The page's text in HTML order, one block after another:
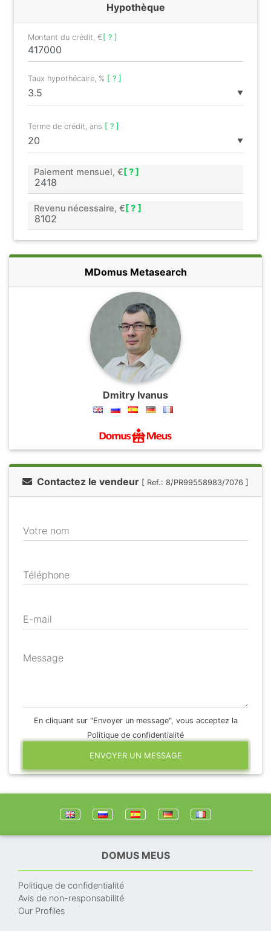
Hypothèque
Montant du crédit, €[ ? ]
▼
Taux hypothécaire, % [ ? ]
▼
Terme de crédit, ans [ ? ]
Paiement mensuel, € [ ? ]
Revenu nécessaire, € [ ? ]
MDomus Metasearch
Dmitry Ivanus
Contactez le vendeur [ Ref.: 8/PR99558983/7076 ]
Votre nom
Téléphone
E-mail
Message
En cliquant sur "Envoyer un message", vous acceptez la
Politique de confidentialité
ENVOYER UN MESSAGE
DOMUS MEUS
Politique de confidentialité
Avis de non-responsabilité
Our Profiles